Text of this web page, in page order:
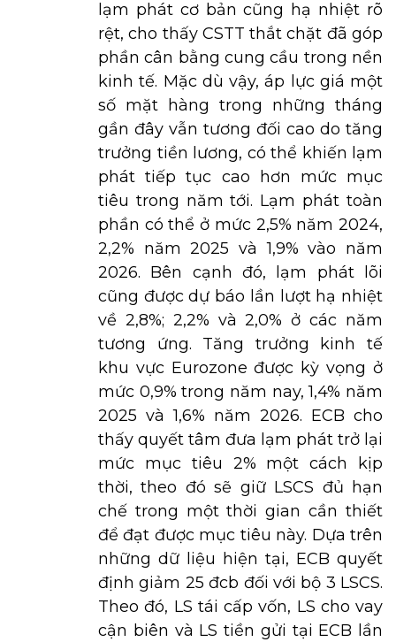
lạm phát cơ bản cũng hạ nhiệt rõ
rệt, cho thấy CSTT thắt chặt đã góp
phần cân bằng cung cầu trong nền
kinh tế. Mặc dù vậy, áp lực giá một
số mặt hàng trong những tháng
gần đây vẫn tương đối cao do tăng
trưởng tiền lương, có thể khiến lạm
phát tiếp tục cao hơn mức mục
tiêu trong năm tới. Lạm phát toàn
phần có thể ở mức 2,5% năm 2024,
2,2% năm 2025 và 1,9% vào năm
2026. Bên cạnh đó, lạm phát lõi
cũng được dự báo lần lượt hạ nhiệt
về 2,8%; 2,2% và 2,0% ở các năm
tương ứng. Tăng trưởng kinh tế
khu vực Eurozone được kỳ vọng ở
mức 0,9% trong năm nay, 1,4% năm
2025 và 1,6% năm 2026. ECB cho
thấy quyết tâm đưa lạm phát trở lại
mức mục tiêu 2% một cách kịp
thời, theo đó sẽ giữ LSCS đủ hạn
chế trong một thời gian cần thiết
để đạt được mục tiêu này. Dựa trên
những dữ liệu hiện tại, ECB quyết
định giảm 25 đcb đối với bộ 3 LSCS.
Theo đó, LS tái cấp vốn, LS cho vay
cận biên và LS tiền gửi tại ECB lần